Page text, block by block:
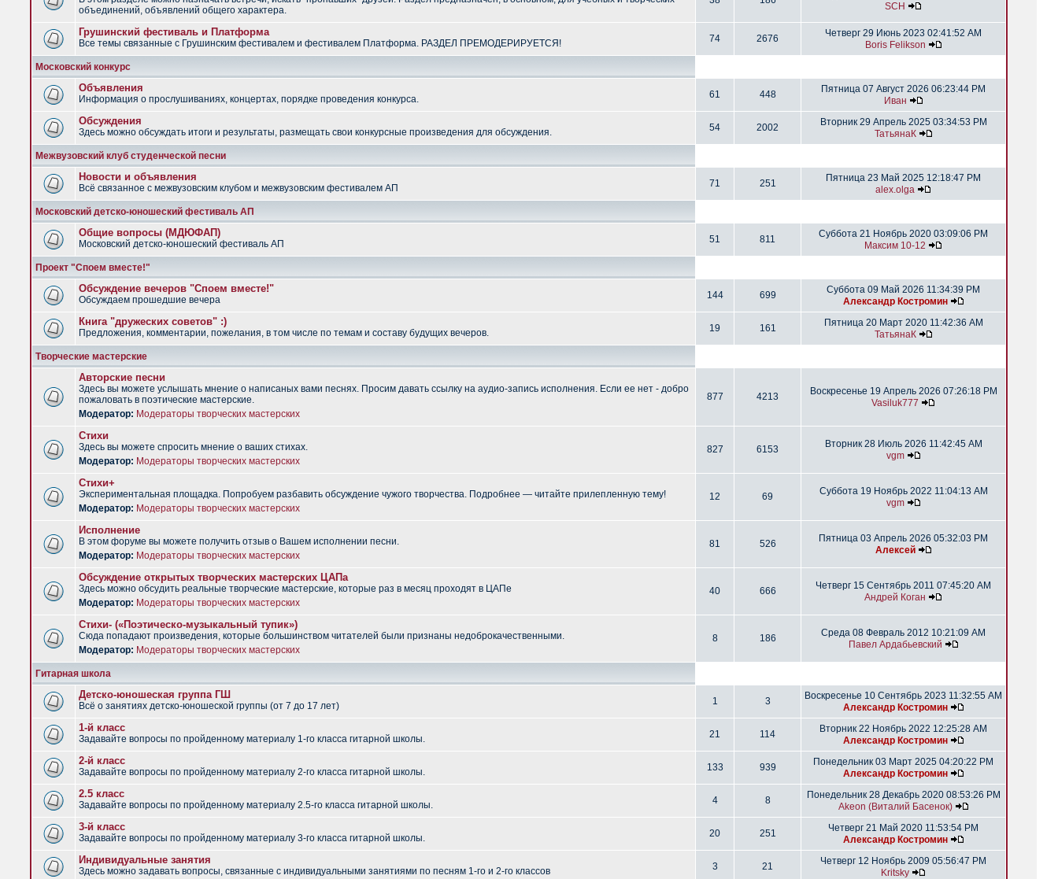
объединений, объявлений общего характера.
SCH
Грушинский фестиваль и Платформа
Все темы связанные с Грушинским фестивалем и фестивалем Платформа. РАЗДЕЛ ПРЕМОДЕРИРУЕТСЯ! 74 2676
Четверг 29 Июнь 2023 02:41:52 AM
Boris Felikson
Московский конкурс
Объявления
Информация о прослушиваниях, концертах, порядке проведения конкурса. 61 448
Пятница 07 Август 2026 06:23:44 PM
Иван
Обсуждения
Здесь можно обсуждать итоги и результаты, размещать свои конкурсные произведения для обсуждения. 54 2002
Вторник 29 Апрель 2025 03:34:53 PM
ТатьянаК
Межвузовский клуб студенческой песни
Новости и объявления
Всё связанное с межвузовским клубом и межвузовским фестивалем АП 71 251
Пятница 23 Май 2025 12:18:47 PM
alex.olga
Московский детско-юношеский фестиваль АП
Общие вопросы (МДЮФАП)
Московский детско-юношеский фестиваль АП 51 811
Суббота 21 Ноябрь 2020 03:09:06 PM
Максим 10-12
Проект "Споем вместе!"
Обсуждение вечеров "Споем вместе!"
Обсуждаем прошедшие вечера 144 699
Суббота 09 Май 2026 11:34:39 PM
Александр Костромин
Книга "дружеских советов" :)
Предложения, комментарии, пожелания, в том числе по темам и составу будущих вечеров. 19 161
Пятница 20 Март 2020 11:42:36 AM
ТатьянаК
Творческие мастерские
Авторские песни
Здесь вы можете услышать мнение о написаных вами песнях. Просим давать ссылку на аудио-запись исполнения. Если ее нет - добро
пожаловать в поэтические мастерские.
Модератор: Модераторы творческих мастерских
877 4213
Воскресенье 19 Апрель 2026 07:26:18 PM
Vasiluk777
Стихи
Здесь вы можете спросить мнение о ваших стихах.
Модератор: Модераторы творческих мастерских
827 6153
Вторник 28 Июль 2026 11:42:45 AM
vgm
Стихи+
Экспериментальная площадка. Попробуем разбавить обсуждение чужого творчества. Подробнее — читайте прилепленную тему!
Модератор: Модераторы творческих мастерских
12 69
Суббота 19 Ноябрь 2022 11:04:13 AM
vgm
Исполнение
В этом форуме вы можете получить отзыв о Вашем исполнении песни.
Модератор: Модераторы творческих мастерских
81 526
Пятница 03 Апрель 2026 05:32:03 PM
Алексей
Обсуждение открытых творческих мастерских ЦАПа
Здесь можно обсудить реальные творческие мастерские, которые раз в месяц проходят в ЦАПе
Модератор: Модераторы творческих мастерских
40 666
Четверг 15 Сентябрь 2011 07:45:20 AM
Андрей Коган
Стихи- («Поэтическо-музыкальный тупик»)
Сюда попадают произведения, которые большинством читателей были признаны недоброкачественными.
Модератор: Модераторы творческих мастерских
8 186
Среда 08 Февраль 2012 10:21:09 AM
Павел Ардабьевский
Гитарная школа
Детско-юношеская группа ГШ
Всё о занятиях детско-юношеской группы (от 7 до 17 лет) 1 3
Воскресенье 10 Сентябрь 2023 11:32:55 AM
Александр Костромин
1-й класс
Задавайте вопросы по пройденному материалу 1-го класса гитарной школы. 21 114
Вторник 22 Ноябрь 2022 12:25:28 AM
Александр Костромин
2-й класс
Задавайте вопросы по пройденному материалу 2-го класса гитарной школы. 133 939
Понедельник 03 Март 2025 04:20:22 PM
Александр Костромин
2.5 класс
Задавайте вопросы по пройденному материалу 2.5-го класса гитарной школы. 4 8
Понедельник 28 Декабрь 2020 08:53:26 PM
Akeon (Виталий Басенок)
3-й класс
Задавайте вопросы по пройденному материалу 3-го класса гитарной школы. 20 251
Четверг 21 Май 2020 11:53:54 PM
Александр Костромин
Индивидуальные занятия
Здесь можно задавать вопросы, связанные с индивидуальными занятиями по песням 1-го и 2-го классов 3 21
Четверг 12 Ноябрь 2009 05:56:47 PM
Kritsky